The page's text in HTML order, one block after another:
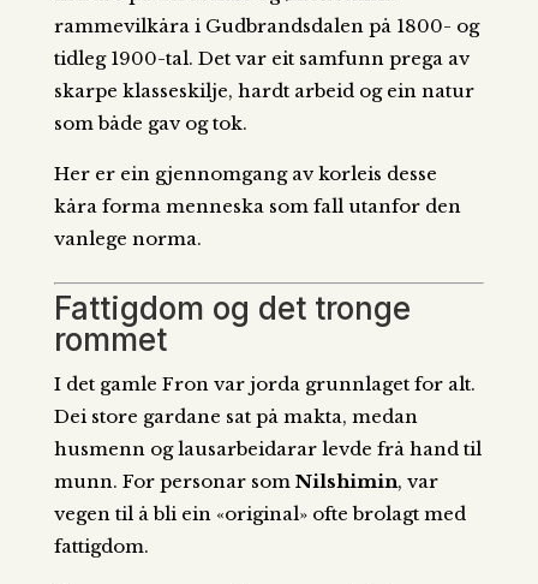
rammevilkåra i Gudbrandsdalen på 1800- og
tidleg 1900-tal. Det var eit samfunn prega av
skarpe klasseskilje, hardt arbeid og ein natur
som både gav og tok.
Her er ein gjennomgang av korleis desse
kåra forma menneska som fall utanfor den
vanlege norma.
Fattigdom og det tronge
rommet
I det gamle Fron var jorda grunnlaget for alt.
Dei store gardane sat på makta, medan
husmenn og lausarbeidarar levde frå hand til
munn. For personar som Nilshimin, var
vegen til å bli ein «original» ofte brolagt med
fattigdom.